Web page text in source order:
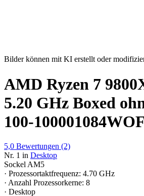
Bilder können mit KI erstellt oder
AMD Ryzen 7
5.20 GHz Boxed
100-100001084WOF
5,0 Bewertungen (2)
Nr. 1 in Desktop
Sockel AM5
· Prozessortaktfrequenz: 4.70 GHz
· Anzahl Prozessorkerne: 8
· Desktop